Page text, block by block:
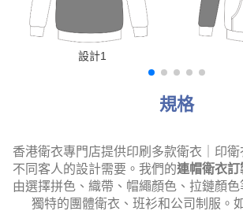
設計1
規格
香港衛衣專門店提供印刷多款衛衣｜印
不同客人的設計需要。我們的連帽衛衣訂
由選擇拼色、織帶、帽繩顏色、拉鏈顏
獨特的團體衛衣、班衫和公司制服。